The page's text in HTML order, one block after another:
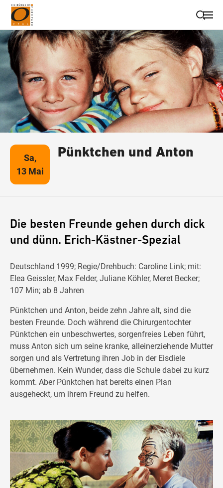
Suche schließen
Wegbeschreibung erhalten
Sa,
13 Mai
Pünktchen und Anton
Die besten Freunde gehen durch dick
und dünn. Erich-Kästner-Spezial
Deutschland 1999; Regie/Drehbuch: Caroline Link; mit:
Elea Geissler, Max Felder, Juliane Köhler, Meret Becker;
107 Min; ab 8 Jahren
Pünktchen und Anton, beide zehn Jahre alt, sind die
besten Freunde. Doch während die Chirurgentochter
Pünktchen ein unbeschwertes, sorgenfreies Leben führt,
muss Anton sich um seine kranke, alleinerziehende Mutter
sorgen und als Vertretung ihren Job in der Eisdiele
übernehmen. Kein Wunder, dass die Schule dabei zu kurz
kommt. Aber Pünktchen hat bereits einen Plan
ausgeheckt, um ihrem Freund zu helfen.